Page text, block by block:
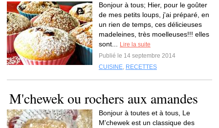
Bonjour à tous; Hier, pour le goûter
de mes petits loups, j'ai préparé, en
un rien de temps, ces délicieuses
madeleines, très moelleuses!!! elles
sont...
Lire la suite
Publié le 14 septembre 2014
CUISINE, RECETTES
M'chewek ou rochers aux amandes
Bonjour à toutes et à tous, Le
M'chewek est un classique des